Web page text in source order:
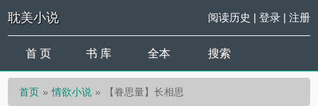
耽美小说 阅读历史 | 登录| 注册
首 页 书 库 全本 搜索
首页 情欲小说 【眷思量】长相思